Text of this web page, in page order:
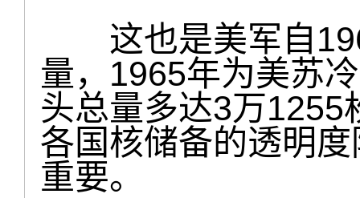
这也是美军自
量，1965年为美苏
头总量多达3万1255
各国核储备的透明
重要。